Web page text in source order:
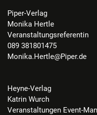
Piper-Verlag
Monika Hertle
Veranstaltungsreferentin
089 381801475
Monika.Hertle@Piper.de
Heyne-Verlag
Katrin Wurch
Veranstaltungen Event-